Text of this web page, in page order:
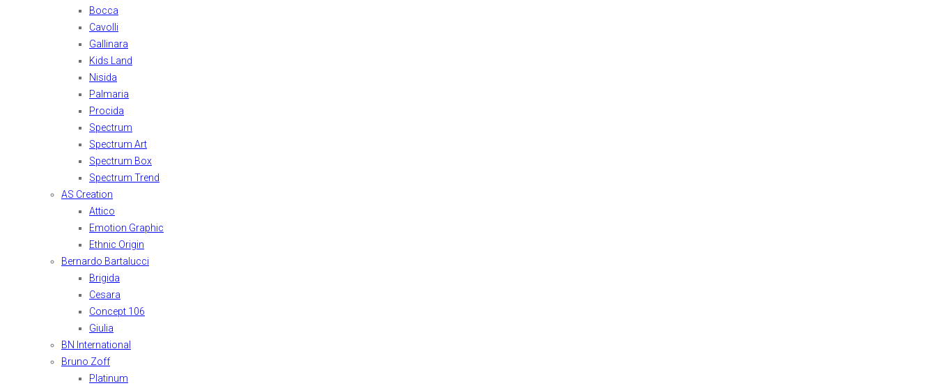
Bocca
Cavolli
Gallinara
Kids Land
Nisida
Palmaria
Procida
Spectrum
Spectrum Art
Spectrum Box
Spectrum Trend
AS Creation
Attico
Emotion Graphic
Ethnic Origin
Bernardo Bartalucci
Brigida
Cesara
Concept 106
Giulia
BN International
Bruno Zoff
Platinum